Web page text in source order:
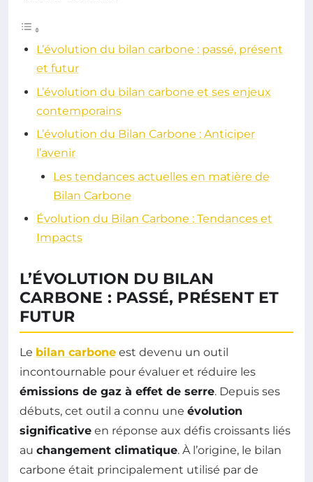
L’évolution du bilan carbone : passé, présent
et futur
L’évolution du bilan carbone et ses enjeux
contemporains
L’évolution du Bilan Carbone : Anticiper
l’avenir
Les tendances actuelles en matière de
Bilan Carbone
Évolution du Bilan Carbone : Tendances et
Impacts
L’ÉVOLUTION DU BILAN
CARBONE : PASSÉ, PRÉSENT ET
FUTUR
Le bilan carbone est devenu un outil
incontournable pour évaluer et réduire les
émissions de gaz à effet de serre. Depuis ses
débuts, cet outil a connu une évolution
significative en réponse aux défis croissants liés
au changement climatique. À l’origine, le bilan
carbone était principalement utilisé par de